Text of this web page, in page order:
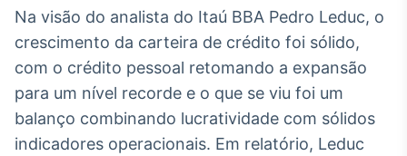
Investimentos
Em breve
Na visão do analista do Itaú BBA Pedro Leduc, o
crescimento da carteira de crédito foi sólido,
com o crédito pessoal retomando a expansão
para um nível recorde e o que se viu foi um
balanço combinando lucratividade com sólidos
indicadores operacionais. Em relatório, Leduc